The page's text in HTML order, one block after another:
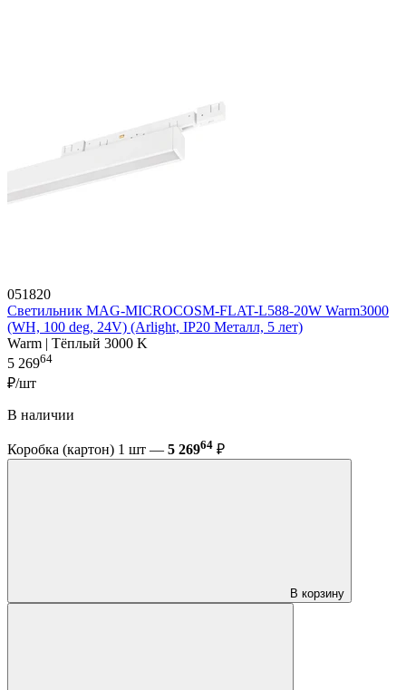
051820
Светильник MAG-MICROCOSM-FLAT-L588-20W Warm3000
(WH, 100 deg, 24V) (Arlight, IP20 Металл, 5 лет)
Warm | Тёплый 3000 K
5 26964
₽/шт
В наличии
Коробка (картон) 1 шт — 5 26964 ₽
В корзину